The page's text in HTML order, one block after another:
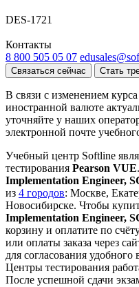
DES-1721
Контакты
8 800 505 05 07
Связаться сейчас Стать
В связи с изменением
иностранной валюте
уточняйте у наших
электронной почте
Учебный центр Softline
тестирования Pearson VUE
Implementation Engineer,
из 4 городов: Москве,
Новосибирске. Чтобы
Implementation Engineer,
корзину и оплатите по
или оплаты заказа через
для согласования
Центры тестирования
После успешной сдачи